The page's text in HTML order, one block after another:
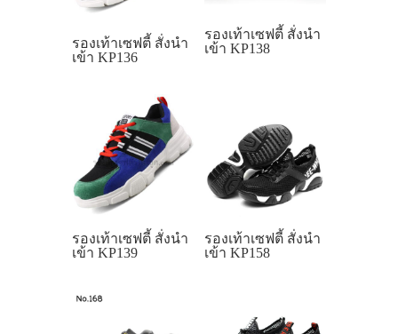
รองเท้าเซฟตี้ สั่งนำ
เข้า KP136
รองเท้าเซฟตี้ สั่งนำ
เข้า KP138
รองเท้าเซฟตี้ สั่งนำ
เข้า KP139
รองเท้าเซฟตี้ สั่งนำ
เข้า KP158